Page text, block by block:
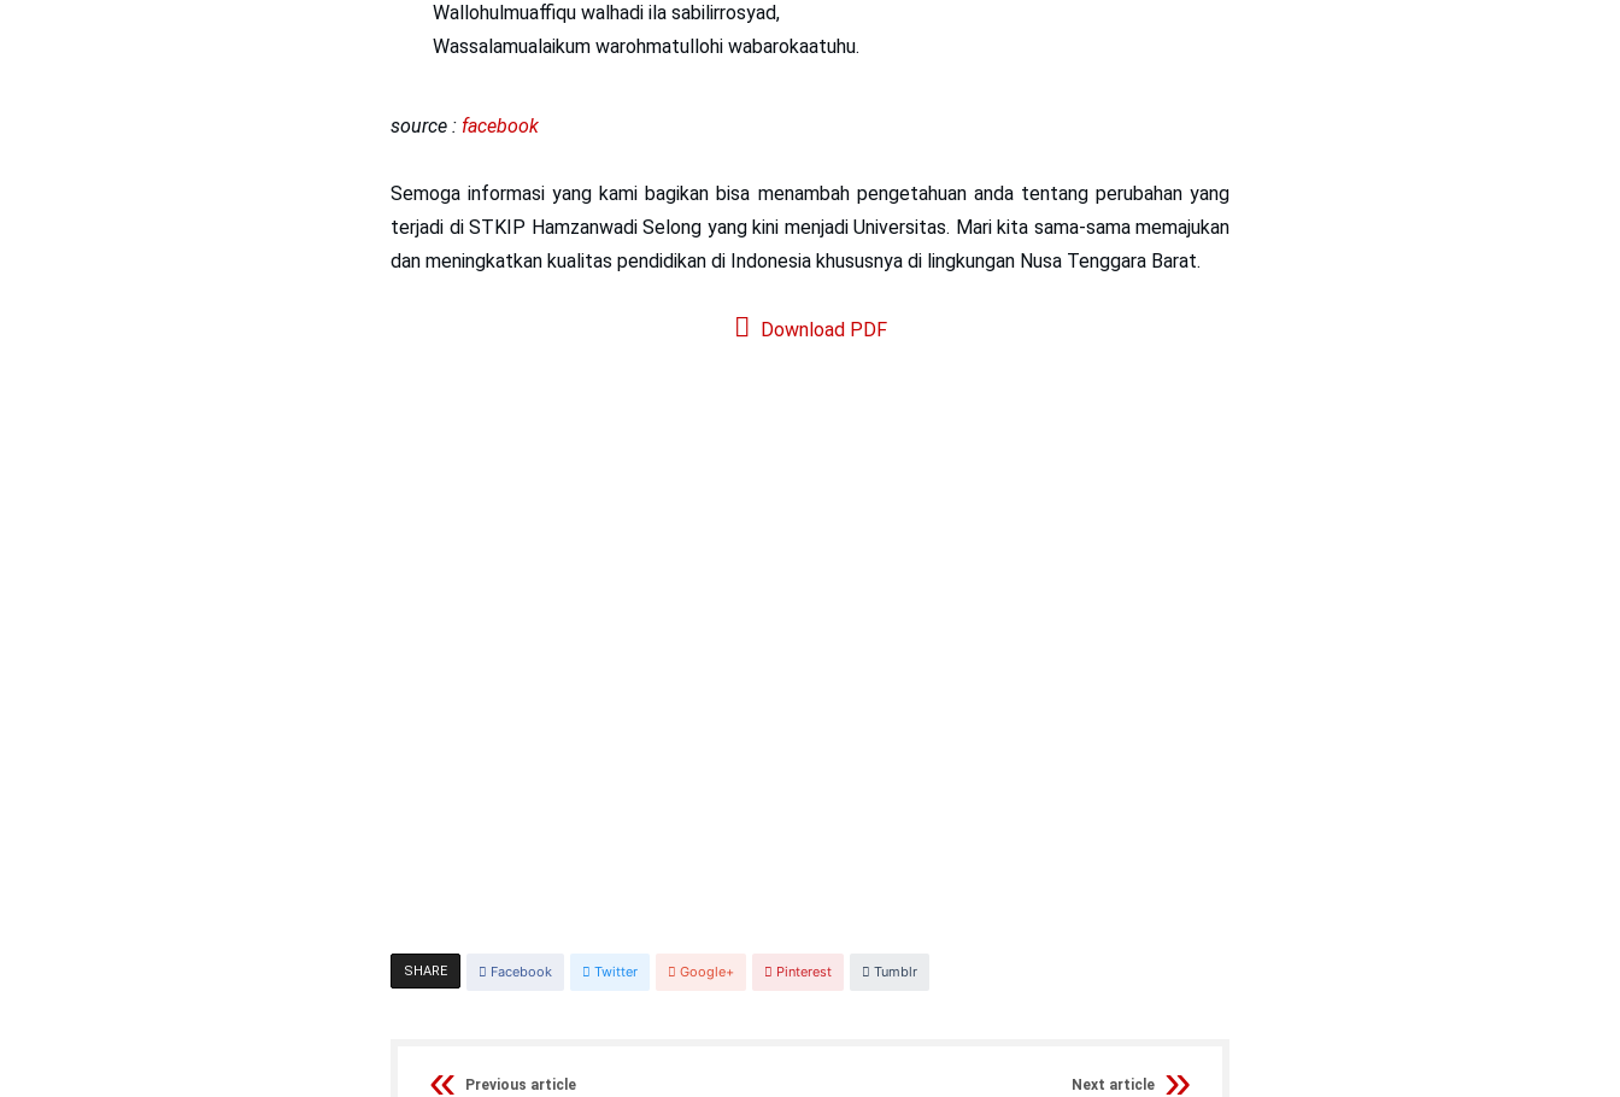
Wallohulmuaffiqu walhadi ila sabilirrosyad,
Wassalamualaikum warohmatullohi wabarokaatuhu.
source : facebook
Semoga informasi yang kami bagikan bisa menambah pengetahuan anda tentang perubahan yang
terjadi di STKIP Hamzanwadi Selong yang kini menjadi Universitas. Mari kita sama-sama memajukan
dan meningkatkan kualitas pendidikan di Indonesia khususnya di lingkungan Nusa Tenggara Barat.
Download PDF
SHARE Facebook Twitter Google+ Pinterest Tumblr
Previous article Next article